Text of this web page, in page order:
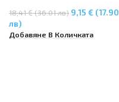
Samsung SCX3200, SCX3205
18,41 € (36.01 лв) 9,15 € (17.90
лв)
Добавяне В Количката